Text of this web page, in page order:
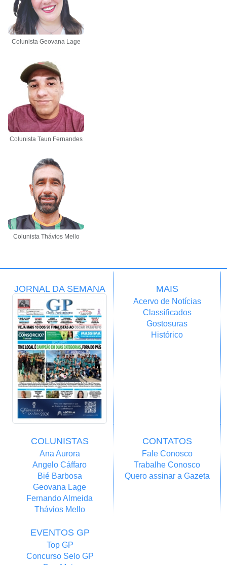
Colunista Geovana Lage
Colunista Taun Fernandes
Colunista Thávios Mello
JORNAL DA SEMANA MAIS
Acervo de Notícias
Classificados
Gostosuras
Histórico
COLUNISTAS
Ana Aurora
Angelo Cáffaro
Bié Barbosa
Geovana Lage
Fernando Almeida
Thávios Mello
CONTATOS
Fale Conosco
Trabalhe Conosco
Quero assinar a Gazeta
EVENTOS GP
Top GP
Concurso Selo GP